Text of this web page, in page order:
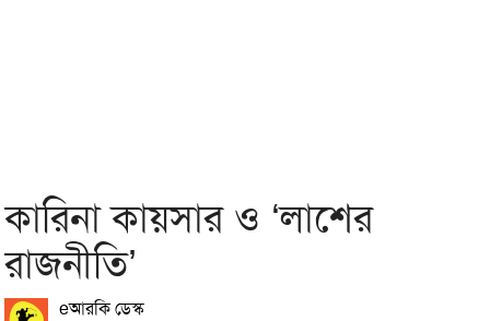
কারিনা কায়সার ও ‘লাশের
রাজনীতি’
eআরকি ডেস্ক